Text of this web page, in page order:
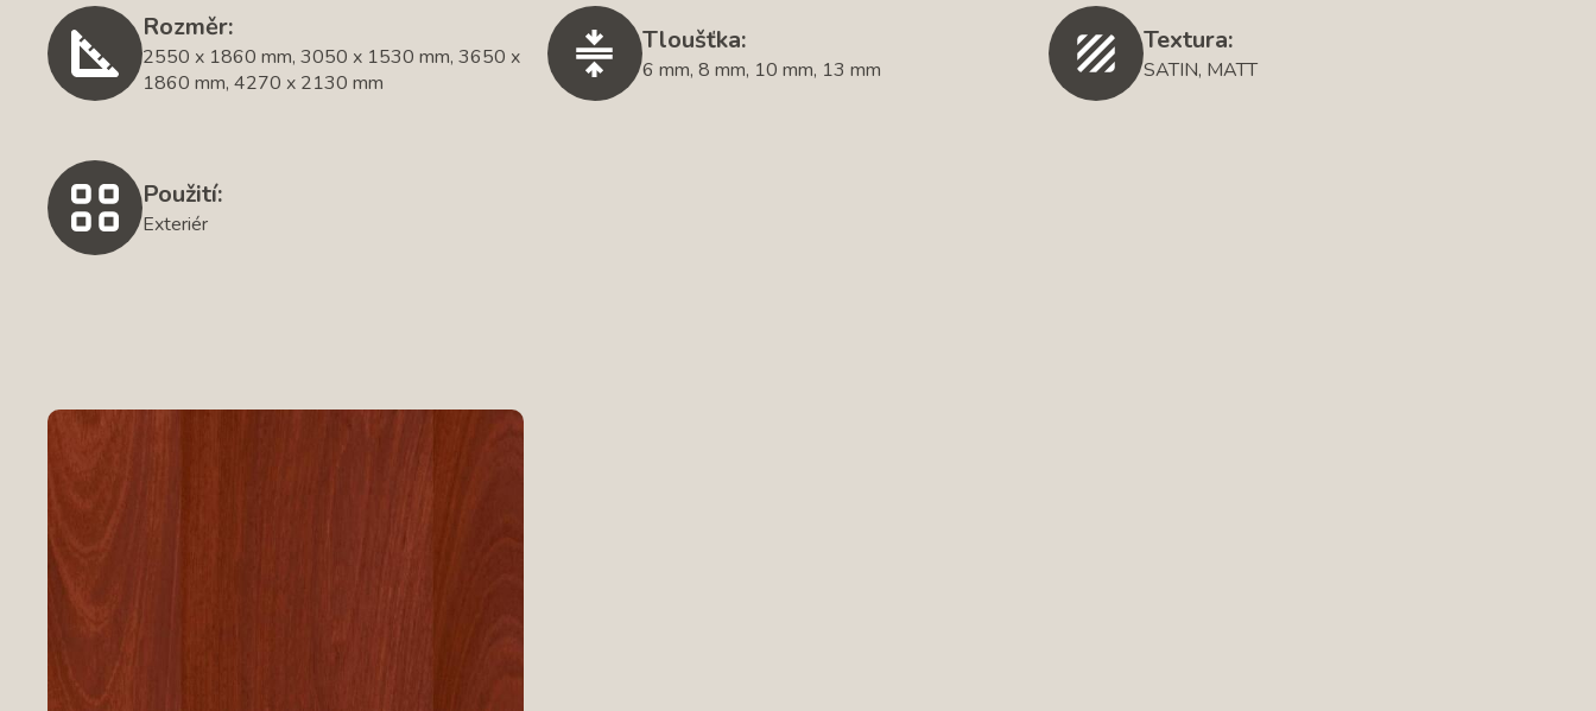
Rozměr:
2550 x 1860 mm, 3050 x 1530 mm, 3650 x
1860 mm, 4270 x 2130 mm
Tloušťka:
6 mm, 8 mm, 10 mm, 13 mm
Textura:
SATIN, MATT
Použití:
Exteriér